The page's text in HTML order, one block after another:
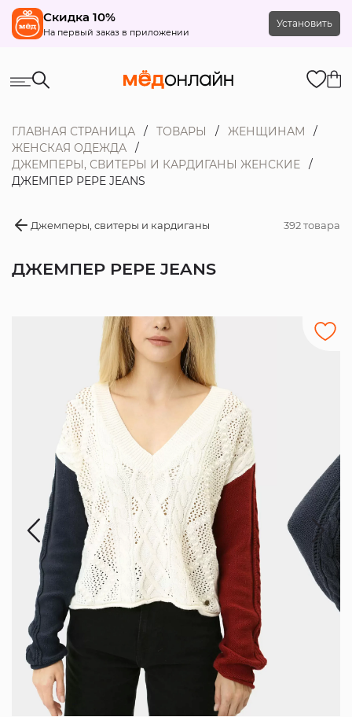
Скидка 10%
На первый заказ в приложении
Установить
ГЛАВНАЯ СТРАНИЦА ТОВАРЫ
ЖЕНЩИНАМ
ЖЕНСКАЯ ОДЕЖДА
ДЖЕМПЕРЫ, СВИТЕРЫ И КАРДИГАНЫ ЖЕНСКИЕ
ДЖЕМПЕР PEPE JEANS
Джемперы, свитеры и кардиганы 392 товара
ДЖЕМПЕР PEPE JEANS